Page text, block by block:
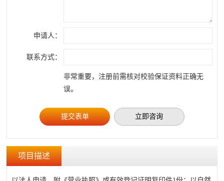
申请人：
联系方式：
非常重要，注册前需核对校验保证资料正确无
误。
立即咨询
项目描述